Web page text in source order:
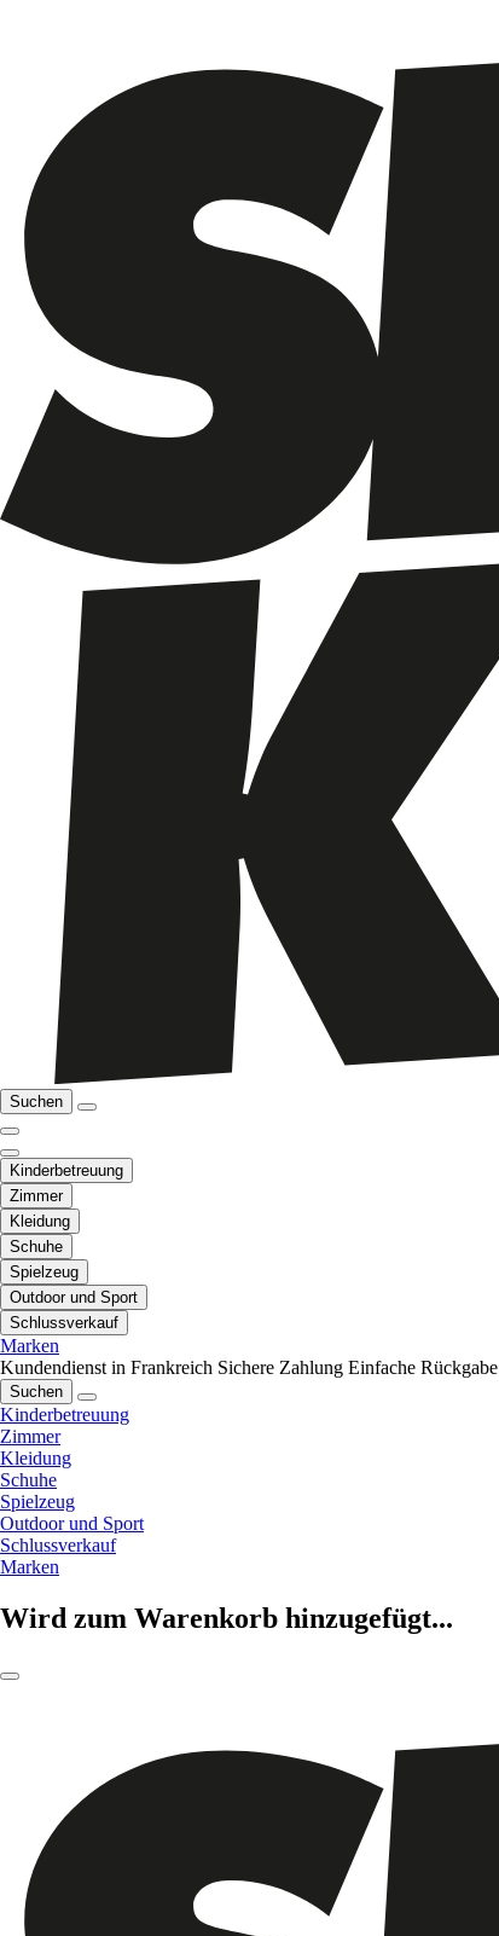
Suchen
Kinderbetreuung
Zimmer
Kleidung
Schuhe
Spielzeug
Outdoor und Sport
Schlussverkauf
Marken
Kundendienst in Frankreich Sichere Zahlung Einfache Rückgabe
Suchen
Kinderbetreuung
Zimmer
Kleidung
Schuhe
Spielzeug
Outdoor und Sport
Schlussverkauf
Marken
Wird zum Warenkorb hinzugefügt...